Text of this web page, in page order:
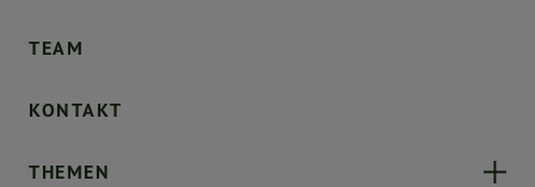
TEAM
KONTAKT
THEMEN